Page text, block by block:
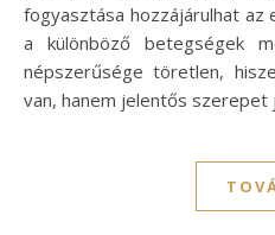
fogyasztása hozzájárulhat
a különböző betegségek
népszerűsége töretlen,
van, hanem jelentős szerepet